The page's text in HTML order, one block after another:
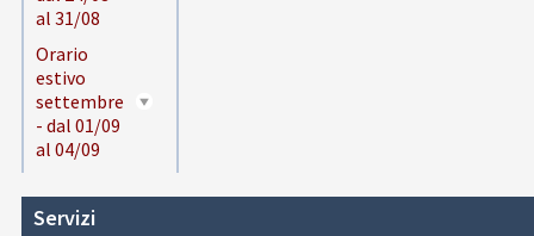
al 31/08
Orario
estivo
settembre
- dal 01/09
al 04/09
Servizi